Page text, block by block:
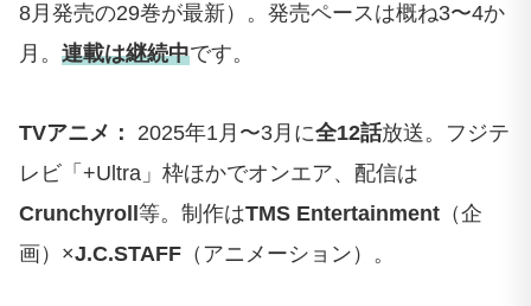
8月発売の29巻が最新）。発売ペースは概ね3〜4か
月。 連載は継続中です。
TVアニメ： 2025年1月〜3月に全12話放送。フジテ
レビ「+Ultra」枠ほかでオンエア、配信は
Crunchyroll等。制作はTMS Entertainment （企
画）×J.C.STAFF （アニメーション）。